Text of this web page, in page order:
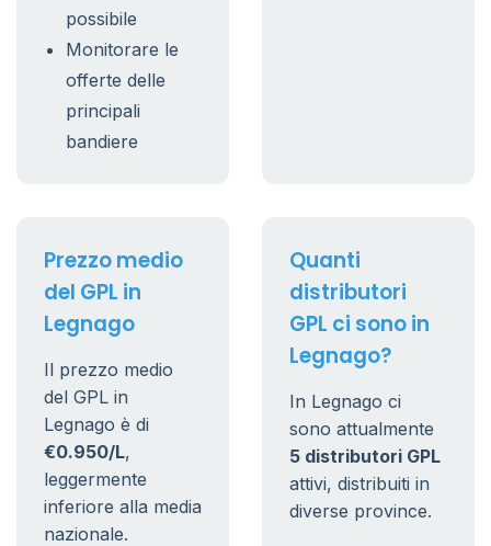
possibile
Monitorare le
offerte delle
principali
bandiere
Prezzo medio
del GPL in
Legnago
Il prezzo medio
del GPL in
Legnago è di
€0.950/L,
leggermente
inferiore alla media
nazionale.
Quanti
distributori
GPL ci sono in
Legnago?
In Legnago ci
sono attualmente
5 distributori GPL
attivi, distribuiti in
diverse province.